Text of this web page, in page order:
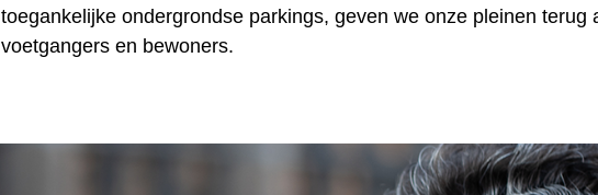
toegankelijke ondergrondse parkings, geven we onze pleinen terug
voetgangers en bewoners.